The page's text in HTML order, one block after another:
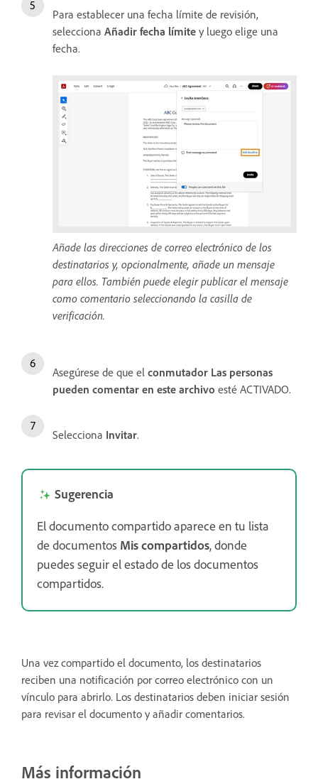
Para establecer una fecha límite de revisión,
selecciona Añadir fecha límite y luego elige una
fecha.
Añade las direcciones de correo electrónico de los
destinatarios y, opcionalmente, añade un mensaje
para ellos. También puede elegir publicar el mensaje
como comentario seleccionando la casilla de
verificación.
Asegúrese de que el conmutador Las personas
pueden comentar en este archivo esté ACTIVADO.
Selecciona Invitar.
Sugerencia
El documento compartido aparece en tu lista
de documentos Mis compartidos, donde
puedes seguir el estado de los documentos
compartidos.
Una vez compartido el documento, los destinatarios
reciben una notificación por correo electrónico con un
vínculo para abrirlo. Los destinatarios deben iniciar sesión
para revisar el documento y añadir comentarios.
Más información